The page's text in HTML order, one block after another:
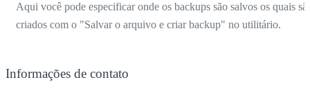
Aqui você pode especificar onde os backups são salvos os quais
criados com o "Salvar o arquivo e criar backup" no utilitário.
Informações de contato